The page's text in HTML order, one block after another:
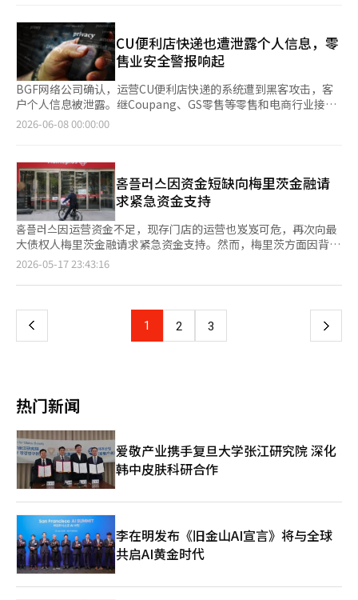
扩大本地支付手段。”※ 本报道经人工智能（AI）系统翻译与编
辑。
销售4950韩元统一价化妆品。商品种类从28种增加到44种，商品
构成比例扩大近60%，以应对低价化妆品的需求。零售业对低价化
妆品的推动趋势预计将持续。越来越多的消费者偏好中低价品牌，
尤其是年轻人将价格视为购买产品的核心标准。根据去年CJ Mezo
Media对14至49岁女性的调查，59%的受访者选择中低价品牌作
为主要使用的化妆品品牌。在购买化妆品时，选择价格作为主要考
虑因素的比例也达到了39%。尤其是年龄越小，越倾向于重视价
格。※ 本报道经人工智能（AI）系统翻译与编辑。
售额比去年同期增长了两倍，预计BTS演出将进一步推动外国人销
售的增长。现代百货也将在连接现代釜山的地方举办外国游客喜爱
的K时尚品牌的“K街节”，活动将持续到14日。BTS成员V代言的
Snow Peak和Jungkook代言的CK Jeans店铺将进行折扣活动。
此外，持有“访问釜山通行证”的外国顾客还将获得价值1万韩元
的Olive Young礼品卡和免费饮料券。 三大百货公司之所以在BTS
演唱会前加大营销力度，是因为阿米的消费能力。根据韩国文化观
光研究院的数据，3月21日BTS光化门演出期间，外国游客在韩国
一般外国游客的平均停留时间（6.1天）和平均消费金额（245万韩
元）相比，阿米的停留时间和消费金额均高出不少。实际上，演出
带来的特殊效应也体现在百货公司的销售上。BTS光化门演出前一
天和当天（3月20日至21日），乐天百货本店的销售额同比增长了
20%。同一时期，前来本店的外国顾客销售额增长了2.4倍。新世
界百货本店在同一时期的销售额同比增长了41%。现代百货的The
Hyundai Seoul同样在外国人销售额上同比增长了2.4倍。因此，业
界预计BTS演唱会将不仅仅是单纯的演出需求，还将推动釜山地区
的百货公司，K时尚和美容品牌也将迎来可观的销售增长。”※ 本
报道经人工智能（AI）系统翻译与编辑。
内部员工使用的AI代理，进行内部规定的指导、会议室预定等工作
自动化。特别是，乐天超市通过AI学习销售业绩和货架陈列量，自
主决定最佳折扣率，已在129家水产店和99家熟食店实施了“AI新
鲜降价”系统，降低了商品的废弃率。公司计划在今年将该系统扩
展到农产品和非新鲜类商品。 CJ Olive Young在4月引入了谷歌
的“Gemini Enterprise”，以生成各职能专用的AI代理，最大化
工作效率。人事部门利用“入职代理”帮助新员工快速适应，商品
规划师（MD）通过全球美容趋势分析代理提取各国市场数据并反
规和禁用成分信息，提高了海外出口的应对能力。 百货公司也在
扩大AI代理的应用范围。乐天百货去年5月与全球数据分析公司
Strategy合作，首次在零售行业引入生成型“BI代理”。乐天百货
表示，经过高技能和专业性要求的客户分析过程已被简化为对话形
式，客户分析所需时间缩短至几分钟或几十秒。乐天百货相关人士
表示：“我们正在考虑将BI代理的应用扩展到商品规划、营销等百
货公司的核心业务领域。” 现代百货则通过直接将学习了公司内
部专家经验的AI投入实际工作，加快了“AX（AI转型）”的进程。
以控股公司内的AX推进室为核心，去年5月正式引入的AI导师“海
名内部专家经验和见解的生成型AI，担任帮助新员工或职能转换者
的“数字导师”，提高了组织的工作投入度。此外，AI文案撰写工
具“路易斯”、分析客户投诉和意见并提出解决方案的“洞察实验
公司Grand View Research的数据显示，全球AI代理市场规模预计
增长，到2033年达到1829亿美元（约合266万亿韩元）。全球IT
研究公司Gartner也预测，企业软件应用中搭载代理AI的比例将从
2024年的不足1%飙升至2028年的33%，日常工作决策中至少
15%将通过AI代理自主完成。 一位零售行业人士分析称：“由于
行业的影响远大于其他行业。未来，AI在多大程度上被精确应用于
实际决策，将成为零售企业未来竞争力的关键因素。”※ 本报道
经人工智能（AI）系统翻译与编辑。
CU便利店快递也遭泄露个人信息，零
售业安全警报响起
BGF网络公司确认，运营CU便利店快递的系统遭到黑客攻击，客
户个人信息被泄露。继Coupang、GS零售等零售和电商行业接连
发生个人信息泄露事件后，消费者的不安情绪再次加剧。 据业界
户名、密码、姓名、出生日期、性别、地址、电子邮件和手机号码
等。BGF网络表示：“泄露的信息仅限于在线会员客户，发货时输
入的收件人等第三方信息未包含在内。” 公司在确认后立即封锁
了攻击者的IP地址，并完成了安全措施，同时启动了应急响应团
队。此外，BGF网络还向个人信息保护委员会和韩国互联网振兴院
（KISA）进行了报告。BGF网络提醒：“密码已加密，安全性较
高，但如果与其他网站使用相同的密码，请及时更改。” 此次事
件是零售和电商行业成为网络攻击主要目标的延续。Coupang在
去年11月因一名中国籍离职员工的行为，约3370万个会员账户的
确认约9万名用户的信息泄露，旗下的购物网站也发现158万条额
外的泄露记录。奢侈品平台Mustit、阿迪达斯和韩国Papa John's
续。CJ集团在上个月18日发现，2800多名员工的手机号码、电子
中被未经授权发布。泄露的信息中还包括一般外部人员无法访问的
内部网络相关内容。 业界人士表示：“零售和电商企业拥有大量
会员信息，成为黑客的主要攻击目标。近期，攻击方式不仅限于简
单的系统黑客，还包括合作伙伴账户的盗取等，企业需要同时加强
安全投资和员工培训。”※ 本报道经人工智能（AI）系统翻译与编
辑。
2026-06-08 00:00:00
홈플러스因资金短缺向梅里茨金融请
求紧急资金支持
홈플러스因运营资金不足，现存门店的运营也岌岌可危，再次向最
大债权人梅里茨金融请求紧急资金支持。然而，梅里茨方面因背信
争议等原因，表示在没有明确履行担保的情况下，难以提供额外贷
里茨已将大部分主要资产以担保信托的形式锁定，因此无法自行筹
就是梅里茨。” 近期，홈플러스在流动性危机中持续进行门店缩减
和暂停营业的措施。此前，홈플러스已出售其超市业务部门홈플러
企业一旦停止营业，几乎不可能恢复正常。如果剩余的67家门店全
部停止营业，复苏程序的持续将变得困难，最终可能转向清算程
序。” 资金困难也影响到了员工的工资支付。홈플러스尚未支付4
月份的工资，预计21日的5月份工资支付也面临困难。 홈플러스已
向梅里茨请求在홈플러스快递出售尾款到账之前，确保运营资金的
桥接贷款支持。同时，也要求在复苏程序结束前提供用于结构调整
和营业正常化的紧急运营资金（DIP）金融支持。 如果复苏失败，
后果将非常严重。홈플러스表示：“梅里茨可以通过担保资产收回
大部分债权，但次级债权人的回收率可能会急剧下降。”并指
出：“员工的就业不安、入驻企业的损失、地区商圈的萎缩等社会
损失也可能扩大。” 接着，홈플러스呼吁梅里茨考虑社会责任，作
为包容性金融机构做出积极的决策。 另一方面，梅里茨金融对追
加资金支持持谨慎态度。业内人士透露，梅里茨金融在考虑提供桥
2026-05-17 23:43:16
上
页
1 2 3 下
热门新闻
爱敬产业携手复旦大学张江研究院 深化
韩中皮肤科研合作
李在明发布《旧金山AI宣言》将与全球
共启AI黄金时代